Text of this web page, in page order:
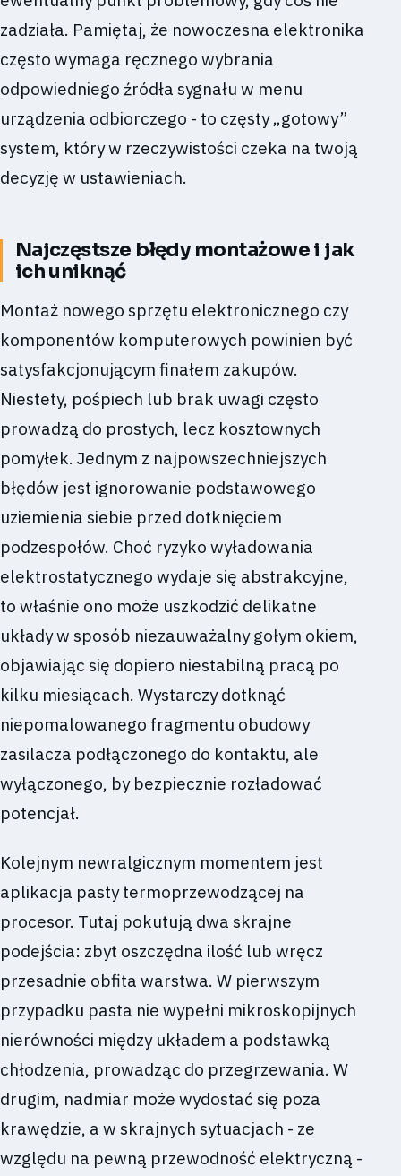
zadziała. Pamiętaj, że nowoczesna elektronika
często wymaga ręcznego wybrania
odpowiedniego źródła sygnału w menu
urządzenia odbiorczego - to częsty „gotowy”
system, który w rzeczywistości czeka na twoją
decyzję w ustawieniach.
Najczęstsze błędy montażowe i jak
ich uniknąć
Montaż nowego sprzętu elektronicznego czy
komponentów komputerowych powinien być
satysfakcjonującym finałem zakupów.
Niestety, pośpiech lub brak uwagi często
prowadzą do prostych, lecz kosztownych
pomyłek. Jednym z najpowszechniejszych
błędów jest ignorowanie podstawowego
uziemienia siebie przed dotknięciem
podzespołów. Choć ryzyko wyładowania
elektrostatycznego wydaje się abstrakcyjne,
to właśnie ono może uszkodzić delikatne
układy w sposób niezauważalny gołym okiem,
objawiając się dopiero niestabilną pracą po
kilku miesiącach. Wystarczy dotknąć
niepomalowanego fragmentu obudowy
zasilacza podłączonego do kontaktu, ale
wyłączonego, by bezpiecznie rozładować
potencjał.
Kolejnym newralgicznym momentem jest
aplikacja pasty termoprzewodzącej na
procesor. Tutaj pokutują dwa skrajne
podejścia: zbyt oszczędna ilość lub wręcz
przesadnie obfita warstwa. W pierwszym
przypadku pasta nie wypełni mikroskopijnych
nierówności między układem a podstawką
chłodzenia, prowadząc do przegrzewania. W
drugim, nadmiar może wydostać się poza
krawędzie, a w skrajnych sytuacjach - ze
względu na pewną przewodność elektryczną -